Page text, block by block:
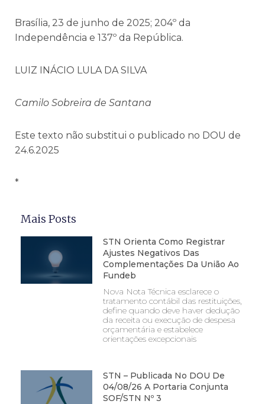
Brasília, 23 de junho de 2025; 204º da
Independência e 137º da República.
LUIZ INÁCIO LULA DA SILVA
Camilo Sobreira de Santana
Este texto não substitui o publicado no DOU de
24.6.2025
*
Mais Posts
STN Orienta Como Registrar
Ajustes Negativos Das
Complementações Da União Ao
Fundeb
Nova Nota Técnica esclarece o
tratamento contábil das restituições,
define quando deve haver dedução
da receita ou execução de despesa
orçamentária e estabelece
orientações excepcionais
STN – Publicada No DOU De
04/08/26 A Portaria Conjunta
SOF/STN Nº 3